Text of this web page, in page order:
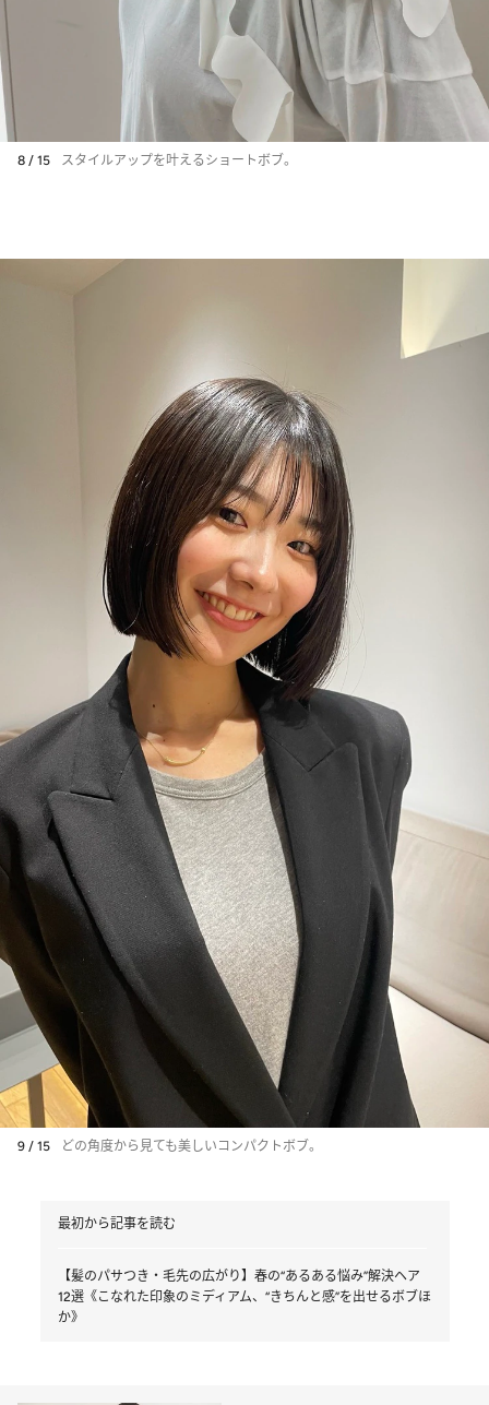
8 / 15 スタイルアップを叶えるショートボブ。
9 / 15 どの角度から見ても美しいコンパクトボブ。
最初から記事を読む
【髪のパサつき・毛先の広がり】春の“あるある悩み”解決ヘア
12選《こなれた印象のミディアム、“きちんと感”を出せるボブほ
か》